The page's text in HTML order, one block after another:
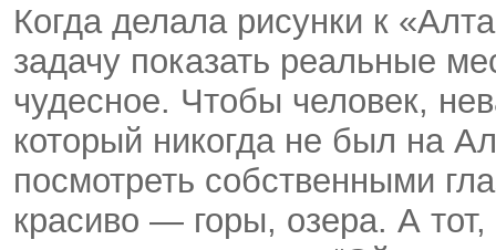
Когда делала рисунки к
задачу показать реальные
чудесное. Чтобы человек,
который никогда не был на
посмотреть собственными
красиво — горы, озера. А